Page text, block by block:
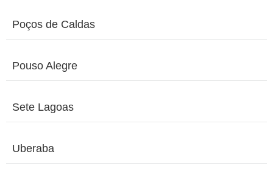
Poços de Caldas
Pouso Alegre
Sete Lagoas
Uberaba